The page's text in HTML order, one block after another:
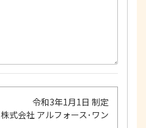
令和3年1月1日 制定
株式会社 アルフォース･ワン